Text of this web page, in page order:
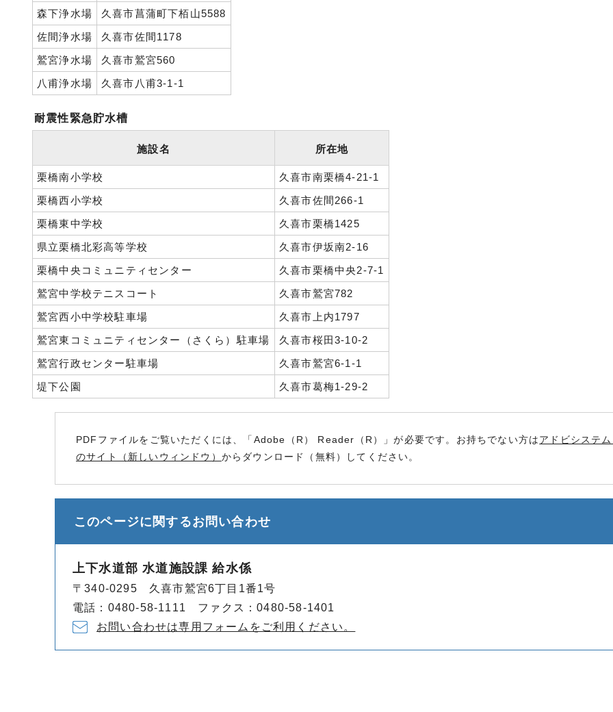
森下浄水場
久喜市菖蒲町下栢山5588
佐間浄水場
久喜市佐間1178
鷲宮浄水場
久喜市鷲宮560
八甫浄水場
久喜市八甫3-1-1
耐震性緊急貯水槽
施設名 所在地
栗橋南小学校
久喜市南栗橋4-21-1
栗橋西小学校
久喜市佐間266-1
栗橋東中学校
久喜市栗橋1425
県立栗橋北彩高等学校
久喜市伊坂南2-16
栗橋中央コミュニティセンター
久喜市栗橋中央2-7-1
鷲宮中学校テニスコート
久喜市鷲宮782
鷲宮西小中学校駐車場
久喜市上内1797
鷲宮東コミュニティセンター（さくら）駐車場
久喜市桜田3-10-2
鷲宮行政センター駐車場
久喜市鷲宮6-1-1
堤下公園
久喜市葛梅1-29-2
PDFファイルをご覧いただくには、「Adobe（R） Reader（R）」が必要です。お持ちでない方はアドビシステ
のサイト（新しいウィンドウ） からダウンロード（無料）してください。
このページに関するお問い合わせ
上下水道部 水道施設課 給水係
〒340-0295 久喜市鷲宮6丁目1番1号
電話：0480-58-1111 ファクス：0480-58-1401
お問い合わせは専用フォームをご利用ください。